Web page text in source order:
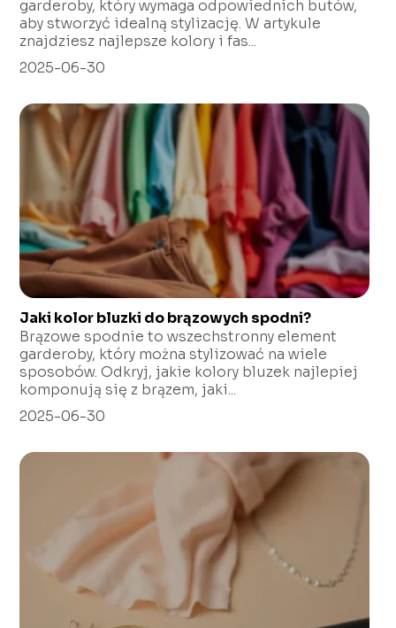
garderoby, który wymaga odpowiednich butów,
aby stworzyć idealną stylizację. W artykule
znajdziesz najlepsze kolory i fas...
2025-06-30
Jaki kolor bluzki do brązowych spodni?
Brązowe spodnie to wszechstronny element
garderoby, który można stylizować na wiele
sposobów. Odkryj, jakie kolory bluzek najlepiej
komponują się z brązem, jaki...
2025-06-30